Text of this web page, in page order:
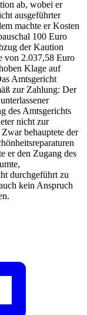
ab, wobei er
ausgeführter
machte er Kosten
100 Euro
der Kaution
von 2.037,58 Euro
Klage auf
Amtsgericht
zur Zahlung: Der
des Amtsgerichts
nicht zur
behauptete der
er den Zugang des
durchgeführt zu
kein Anspruch